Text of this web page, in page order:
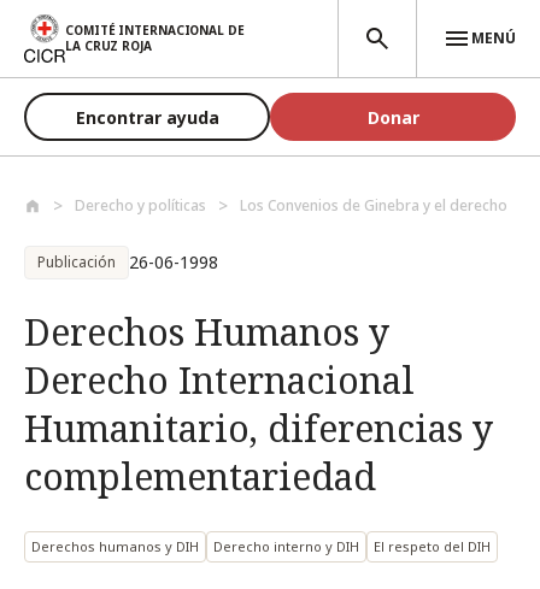
Pasar al contenido principal
COMITÉ INTERNACIONAL DE
LA CRUZ ROJA
MENÚ
Encontrar ayuda Donar
Derecho y políticas Los Convenios de Ginebra y el derecho
Publicación 26-06-1998
Derechos Humanos y
Derecho Internacional
Humanitario, diferencias y
complementariedad
Derechos humanos y DIH Derecho interno y DIH El respeto del DIH